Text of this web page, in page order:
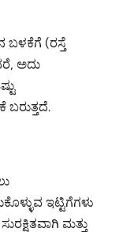
(ರಸ್ತೆ
ಅದು
ಬರುತ್ತದೆ.
ಇಟ್ಟಿಗೆಗಳು
ಮತ್ತು